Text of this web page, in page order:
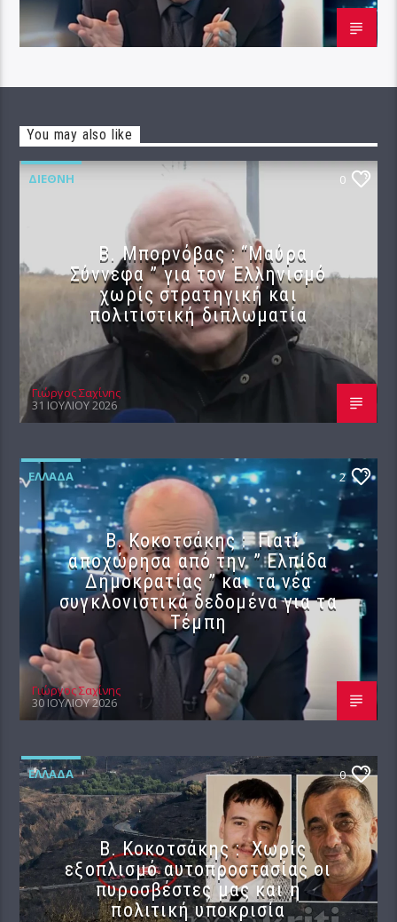
You may also like
ΔΙΕΘΝΉ 0
B. Μπορνόβας : “Μαύρα
Σύννεφα ” για τον Ελληνισμό
χωρίς στρατηγική και
πολιτιστική διπλωματία
Γιώργος Σαχίνης
31 ΙΟΥΛΊΟΥ 2026
ΕΛΛΆΔΑ 2
Β. Κοκοτσάκης : Γιατί
αποχώρησα από την ” Ελπίδα
Δημοκρατίας ” και τα νέα
συγκλονιστικά δεδομένα για τα
Τέμπη
Γιώργος Σαχίνης
30 ΙΟΥΛΊΟΥ 2026
ΕΛΛΆΔΑ 0
Β. Κοκοτσάκης : Χωρίς
εξοπλισμό αυτοπροστασίας οι
πυροσβέστες μας και η
πολιτική υποκρισία